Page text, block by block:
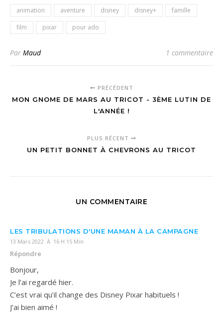
animation aventure disney disney+
famille
film
pixar pour ado
Par Maud 1 commentaire
PRÉCÉDENT
MON GNOME DE MARS AU TRICOT - 3ÈME LUTIN DE
L'ANNÉE !
PLUS RÉCENT
UN PETIT BONNET À CHEVRONS AU TRICOT
UN COMMENTAIRE
LES TRIBULATIONS D'UNE MAMAN À LA CAMPAGNE
13 Mars 2022 À 16 H 15 Min
Répondre
Bonjour,
Je l’ai regardé hier.
C’est vrai qu’il change des Disney Pixar habituels !
J’ai bien aimé !